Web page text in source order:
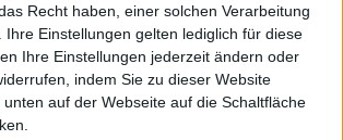
Recht haben, einer solchen Verarbeitung
Ihre Einstellungen gelten lediglich für diese
Ihre Einstellungen jederzeit ändern oder
indem Sie zu dieser Website
auf der Webseite auf die Schaltfläche